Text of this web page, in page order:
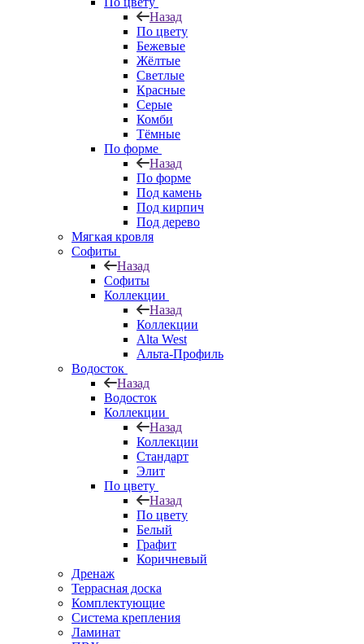
Назад
По цвету
Бежевые
Жёлтые
Светлые
Красные
Серые
Комби
Тёмные
По форме
Назад
По форме
Под камень
Под кирпич
Под дерево
Мягкая кровля
Софиты
Назад
Софиты
Коллекции
Назад
Коллекции
Alta West
Альта-Профиль
Водосток
Назад
Водосток
Коллекции
Назад
Коллекции
Стандарт
Элит
По цвету
Назад
По цвету
Белый
Графит
Коричневый
Дренаж
Террасная доска
Комплектующие
Система крепления
Ламинат